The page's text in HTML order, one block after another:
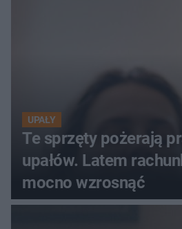
UPAŁY
Te sprzęty pożerają
upałów. Latem
mocno wzrosnąć